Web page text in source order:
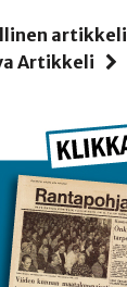
artikkeli
Artikkeli